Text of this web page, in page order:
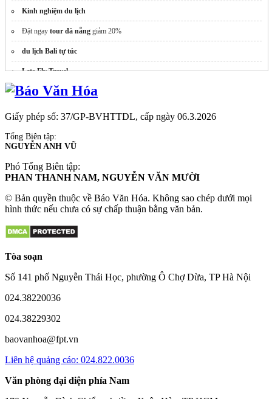
Kinh nghiệm du lịch
Đặt ngay tour đà nẵng giảm 20%
du lịch Bali tự túc
Lets Fly Travel
Giấy phép số: 37/GP-BVHTTDL, cấp ngày 06.3.2026
Tổng Biên tập:
NGUYỄN ANH VŨ
Phó Tổng Biên tập:
PHAN THANH NAM, NGUYỄN VĂN MƯỜI
© Bản quyền thuộc về Báo Văn Hóa. Không sao chép dưới mọi
hình thức nếu chưa có sự chấp thuận bằng văn bản.
Tòa soạn
Số 141 phố Nguyễn Thái Học, phường Ô Chợ Dừa, TP Hà Nội
024.38220036
024.38229302
baovanhoa@fpt.vn
Liên hệ quảng cáo: 024.822.0036
Văn phòng đại diện phía Nam